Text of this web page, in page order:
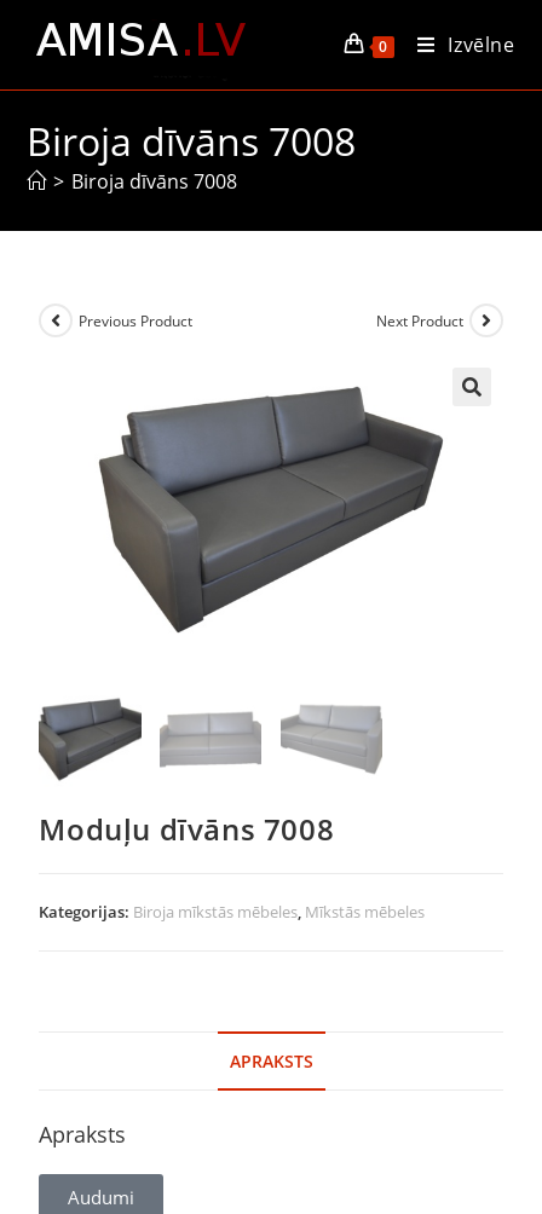
0 Izvēlne
Biroja dīvāns 7008
> Biroja dīvāns 7008
Previous Product Next Product
Moduļu dīvāns 7008
Kategorijas: Biroja mīkstās mēbeles, Mīkstās mēbeles
APRAKSTS
Apraksts
Audumi